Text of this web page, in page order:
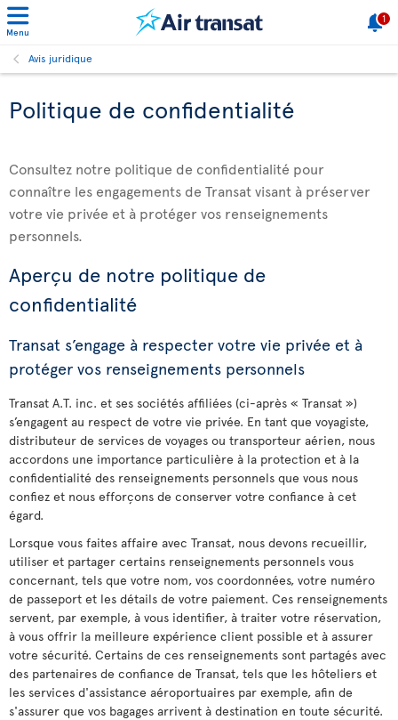
Menu
1
Avis juridique
Politique de confidentialité
Consultez notre politique de confidentialité pour
connaître les engagements de Transat visant à préserver
votre vie privée et à protéger vos renseignements
personnels.
Aperçu de notre politique de
confidentialité
Transat s’engage à respecter votre vie privée et à
protéger vos renseignements personnels
Transat A.T. inc. et ses sociétés affiliées (ci-après « Transat »)
s’engagent au respect de votre vie privée. En tant que voyagiste,
distributeur de services de voyages ou transporteur aérien, nous
accordons une importance particulière à la protection et à la
confidentialité des renseignements personnels que vous nous
confiez et nous efforçons de conserver votre confiance à cet
égard.
Lorsque vous faites affaire avec Transat, nous devons recueillir,
utiliser et partager certains renseignements personnels vous
concernant, tels que votre nom, vos coordonnées, votre numéro
de passeport et les détails de votre paiement. Ces renseignements
servent, par exemple, à vous identifier, à traiter votre réservation,
à vous offrir la meilleure expérience client possible et à assurer
votre sécurité. Certains de ces renseignements sont partagés avec
des partenaires de confiance de Transat, tels que les hôteliers et
les services d'assistance aéroportuaires par exemple, afin de
s'assurer que vos bagages arrivent à destination en toute sécurité.